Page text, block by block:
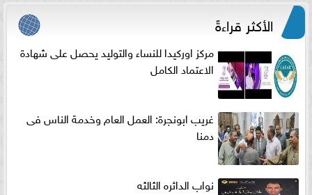
الأكثر قراءةً
مركز اوركيدا للنساء والتوليد يحصل على شهادة
الاعتماد الكامل
غريب ابونجرة: العمل العام وخدمة الناس فى
دمنا
نواب الدائره الثالثه